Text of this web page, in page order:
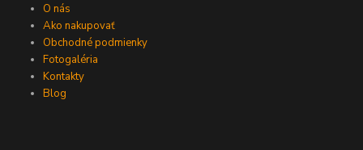
O nás
Ako nakupovať
Obchodné podmienky
Fotogaléria
Kontakty
Blog